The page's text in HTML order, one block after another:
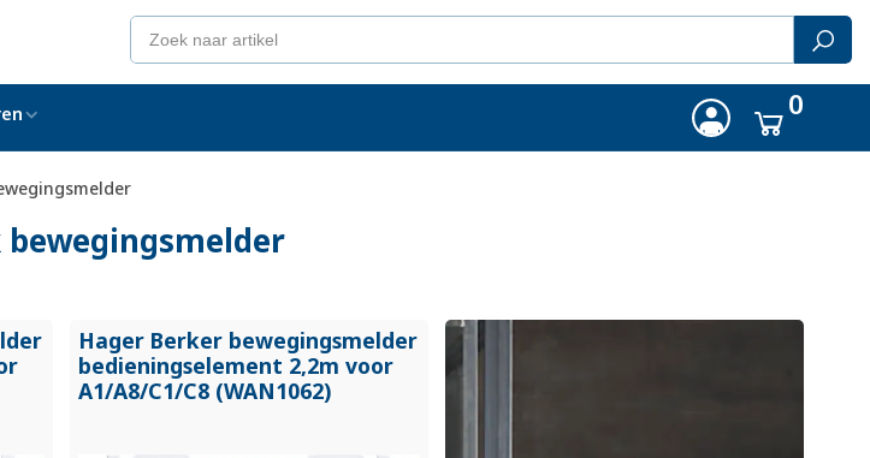
0
Hager Berker bewegingsmelder
bedieningselement 2,2m voor
A1/A8/C1/C8 (WAN1062)